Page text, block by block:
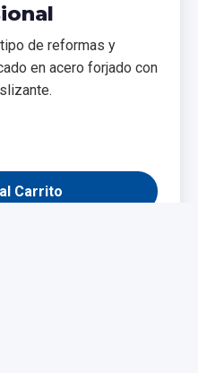
de reformas y
en acero forjado con
Carrito